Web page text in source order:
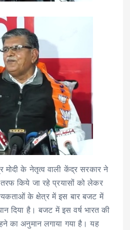
मोदी के नेतृत्व वाली केंद्र सरकार ने
तरफ किये जा रहे प्रयासों को लेकर
के क्षेत्र में इस बार बजट में
दिया है। बजट में इस वर्ष भारत की
का अनुमान लगाया गया है। यह